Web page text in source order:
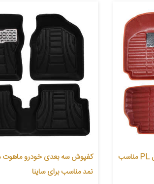
کفپوش سه بعدی خودرو پانیذ مدل PL مناسب
کفپوش سه بعدی خودرو
نمد مناسب برای ساینا